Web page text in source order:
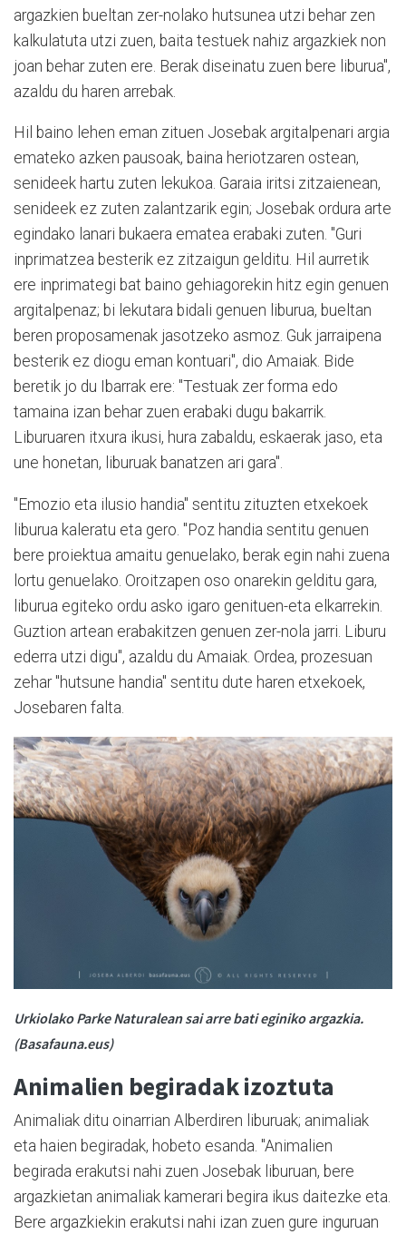
argazkien bueltan zer-nolako hutsunea utzi behar zen
kalkulatuta utzi zuen, baita testuek nahiz argazkiek non
joan behar zuten ere. Berak diseinatu zuen bere liburua",
azaldu du haren arrebak.
Hil baino lehen eman zituen Josebak argitalpenari argia
emateko azken pausoak, baina heriotzaren ostean,
senideek hartu zuten lekukoa. Garaia iritsi zitzaienean,
senideek ez zuten zalantzarik egin; Josebak ordura arte
egindako lanari bukaera ematea erabaki zuten. "Guri
inprimatzea besterik ez zitzaigun gelditu. Hil aurretik
ere inprimategi bat baino gehiagorekin hitz egin genuen
argitalpenaz; bi lekutara bidali genuen liburua, bueltan
beren proposamenak jasotzeko asmoz. Guk jarraipena
besterik ez diogu eman kontuari", dio Amaiak. Bide
beretik jo du Ibarrak ere: "Testuak zer forma edo
tamaina izan behar zuen erabaki dugu bakarrik.
Liburuaren itxura ikusi, hura zabaldu, eskaerak jaso, eta
une honetan, liburuak banatzen ari gara".
"Emozio eta ilusio handia" sentitu zituzten etxekoek
liburua kaleratu eta gero. "Poz handia sentitu genuen
bere proiektua amaitu genuelako, berak egin nahi zuena
lortu genuelako. Oroitzapen oso onarekin gelditu gara,
liburua egiteko ordu asko igaro genituen-eta elkarrekin.
Guztion artean erabakitzen genuen zer-nola jarri. Liburu
ederra utzi digu", azaldu du Amaiak. Ordea, prozesuan
zehar "hutsune handia" sentitu dute haren etxekoek,
Josebaren falta.
Urkiolako Parke Naturalean sai arre bati eginiko argazkia.
(Basafauna.eus)
Animalien begiradak izoztuta
Animaliak ditu oinarrian Alberdiren liburuak; animaliak
eta haien begiradak, hobeto esanda. "Animalien
begirada erakutsi nahi zuen Josebak liburuan, bere
argazkietan animaliak kamerari begira ikus daitezke eta.
Bere argazkiekin erakutsi nahi izan zuen gure inguruan